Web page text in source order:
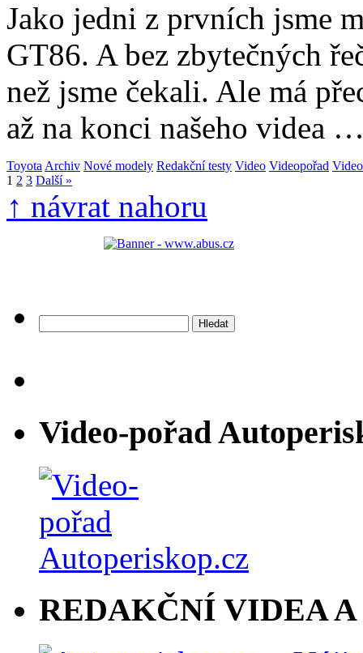
Jako jedni z prvních jsme
GT86. A bez zbytečných
než jsme čekali. Ale má
až na konci našeho videa
Toyota Archiv Nové modely Redakční testy Video Videopořad
1 2 3 Další »
↑ návrat nahoru
Video-pořad
REDAKČNÍ VIDEA A